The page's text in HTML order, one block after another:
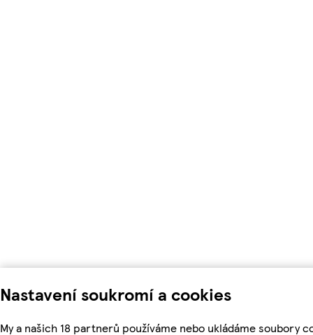
Nastavení soukromí a cookies
My a našich 18 partnerů používáme nebo ukládáme soubory